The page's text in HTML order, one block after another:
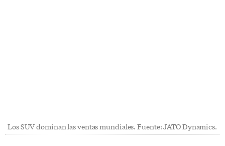
Los SUV dominan las ventas mundiales. Fuente: JATO Dynamics.